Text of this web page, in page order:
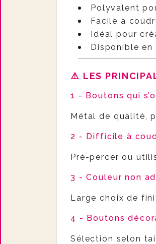
Polyvalent
Facile à
Idéal pour
Disponible
⚠️ LES
1 - Boutons qui
Métal de qualité,
2 - Difficile à
Pré-percer ou
3 - Couleur non
Large choix de
4 - Boutons
Sélection selon